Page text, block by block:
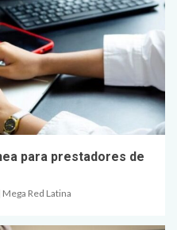
para prestadores de
Red Latina